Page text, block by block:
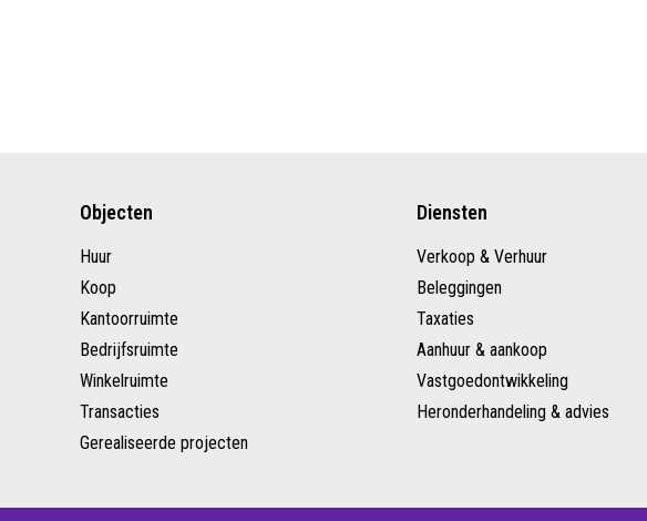
Objecten
Huur
Koop
Kantoorruimte
Bedrijfsruimte
Winkelruimte
Transacties
Gerealiseerde projecten
Diensten
Verkoop & Verhuur
Beleggingen
Taxaties
Aanhuur & aankoop
Vastgoedontwikkeling
Heronderhandeling & advies